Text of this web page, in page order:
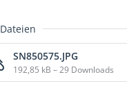
Dateien
SN850575.JPG
192,85 kB – 29 Downloads